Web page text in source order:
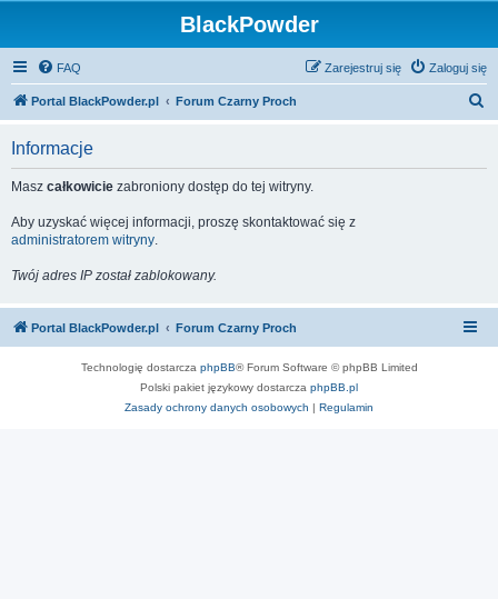
BlackPowder
FAQ Zaloguj się
Zarejestruj się
Portal BlackPowder.pl Forum Czarny Proch
Informacje
Masz całkowicie zabroniony dostęp do tej witryny.
Aby uzyskać więcej informacji, proszę skontaktować się z
administratorem witryny.
Twój adres IP został zablokowany.
Portal BlackPowder.pl Forum Czarny Proch
Technologię dostarcza phpBB® Forum Software © phpBB Limited
Polski pakiet językowy dostarcza phpBB.pl
Zasady ochrony danych osobowych | Regulamin